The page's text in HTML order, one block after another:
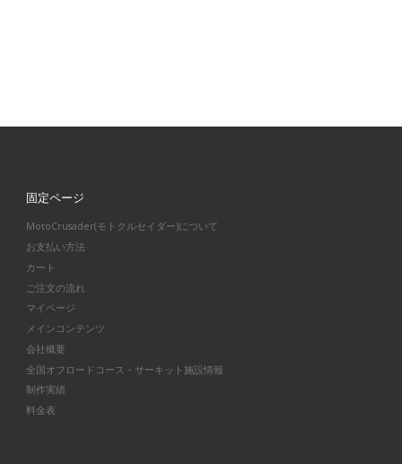
固定ページ
MotoCrusader(モトクルセイダー)について
お支払い方法
カート
ご注文の流れ
マイページ
メインコンテンツ
会社概要
全国オフロードコース・サーキット施設情報
制作実績
料金表